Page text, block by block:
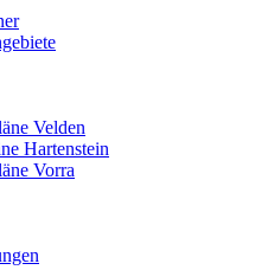
Velden
Hartenstein
Vorra